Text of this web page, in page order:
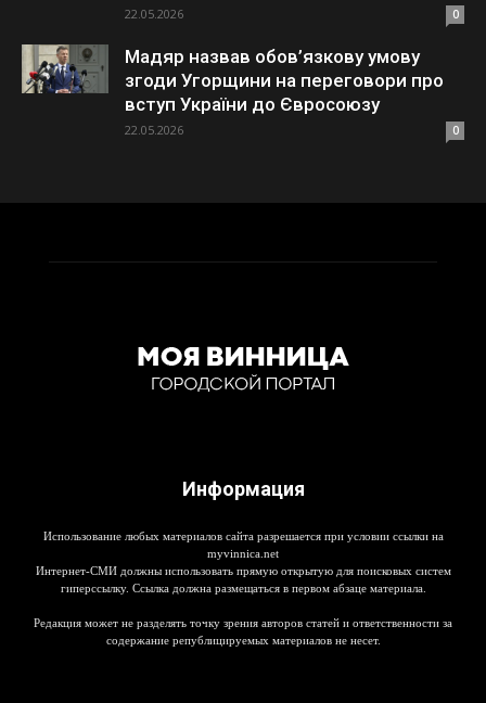
22.05.2026 0
Мадяр назвав обов’язкову умову
згоди Угорщини на переговори про
вступ України до Євросоюзу
22.05.2026 0
Информация
Использование любых материалов сайта разрешается при условии ссылки на
myvinnica.net
Интернет-СМИ должны использовать прямую открытую для поисковых систем
гиперссылку. Ссылка должна размещаться в первом абзаце материала.
Редакция может не разделять точку зрения авторов статей и ответственности за
содержание републицируемых материалов не несет.